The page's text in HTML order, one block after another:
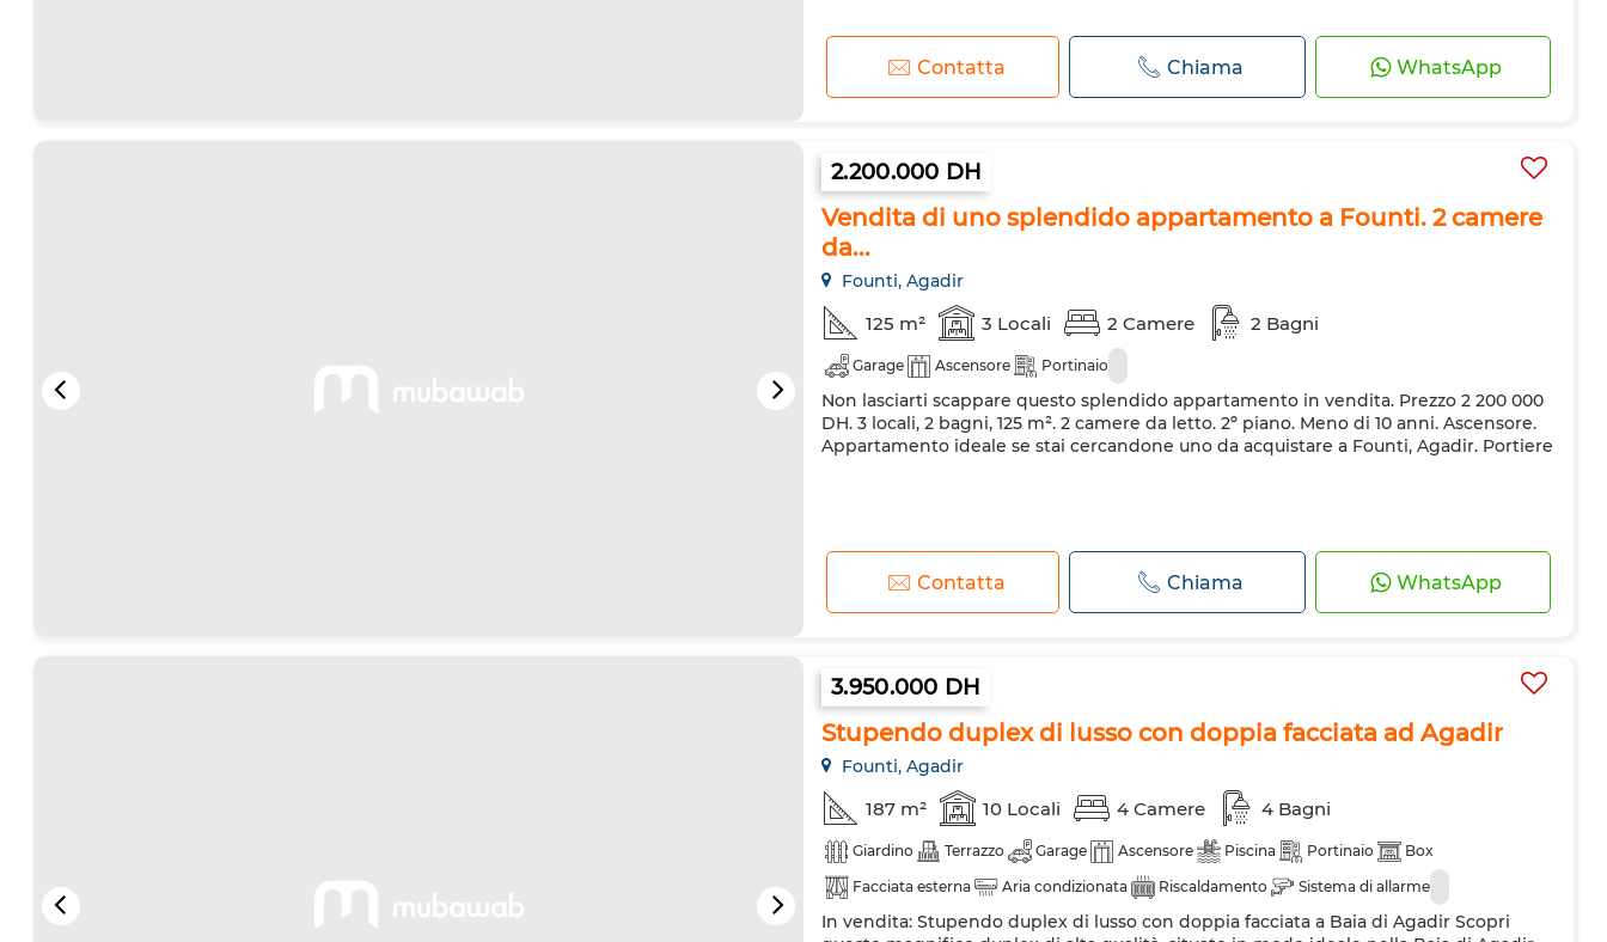
Contatta Chiama WhatsApp
2.200.000 DH
Vendita di uno splendido appartamento a Founti. 2 camere
da...
Founti, Agadir
125 m² 3 Locali 2 Camere 2 Bagni
Garage Ascensore Portinaio
Non lasciarti scappare questo splendido appartamento in vendita. Prezzo 2 200 000
DH. 3 locali, 2 bagni, 125 m². 2 camere da letto. 2º piano. Meno di 10 anni. Ascensore.
Appartamento ideale se stai cercandone uno da acquistare a Founti, Agadir. Portiere
Contatta Chiama WhatsApp
3.950.000 DH
Stupendo duplex di lusso con doppia facciata ad Agadir
Founti, Agadir
187 m² 10 Locali 4 Camere 4 Bagni
Giardino Terrazzo Garage Ascensore Piscina Portinaio
Box
Facciata esterna
Aria condizionata Riscaldamento Sistema di allarme
In vendita: Stupendo duplex di lusso con doppia facciata a Baia di Agadir Scopri